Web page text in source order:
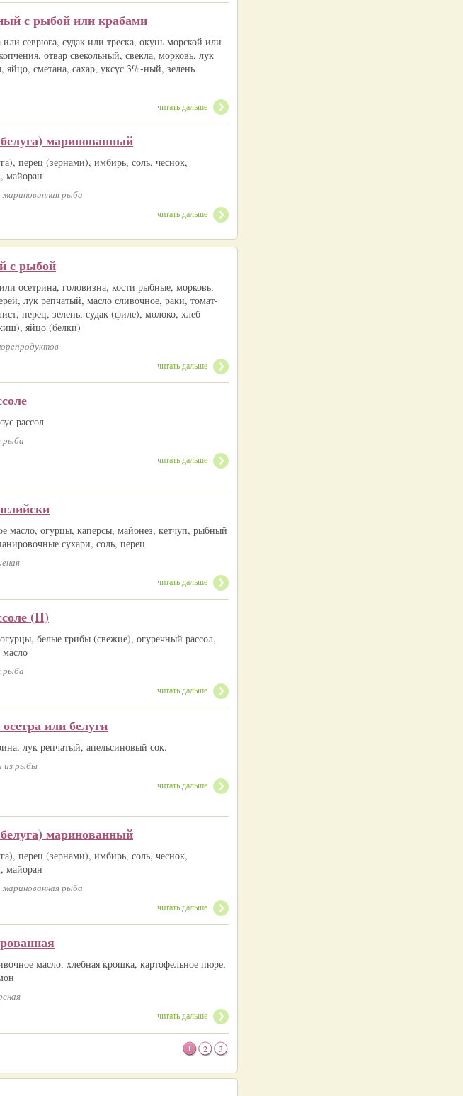
с рыбой или крабами
или севрюга, судак или треска, окунь морской или
отвар свекольный, свекла, морковь, лук
яйцо, сметана, сахар, уксус 3%-ный, зелень
читать дальше
маринованный
перец (зернами), имбирь, соль, чеснок,
майоран
маринованная рыба
читать дальше
с рыбой
осетрина, головизна, кости рыбные, морковь,
лук репчатый, масло сливочное, раки, томат-
перец, зелень, судак (филе), молоко, хлеб
яйцо (белки)
читать дальше
рассол
рыба
читать дальше
масло, огурцы, каперсы, майонез, кетчуп, рыбный
сухари, соль, перец
читать дальше
(II)
белые грибы (свежие), огуречный рассол,
рыба
читать дальше
или белуги
лук репчатый, апельсиновый сок.
рыбы
читать дальше
маринованный
перец (зернами), имбирь, соль, чеснок,
майоран
маринованная рыба
читать дальше
масло, хлебная крошка, картофельное пюре,
читать дальше
1 2 3